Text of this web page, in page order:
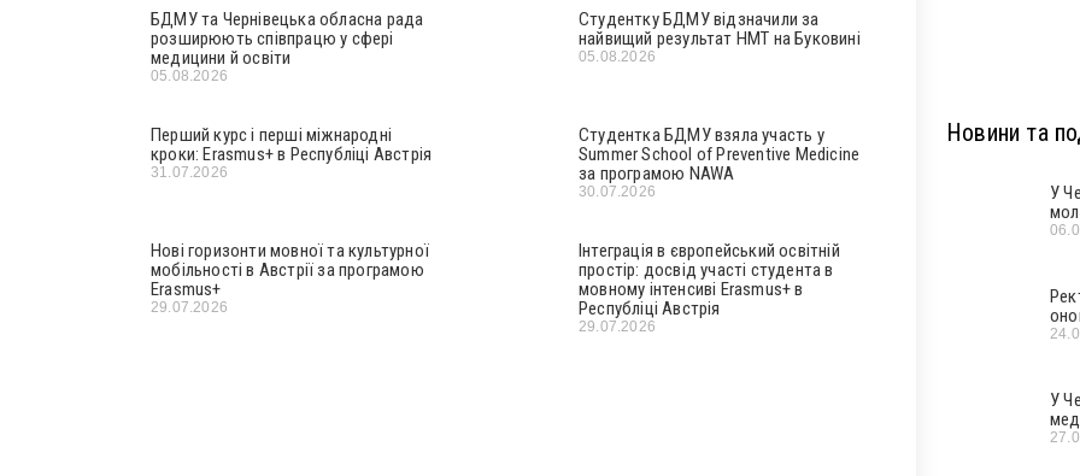
БДМУ та Чернівецька обласна рада
розширюють співпрацю у сфері
медицини й освіти
05.08.2026
Студентку БДМУ відзначили за
найвищий результат НМТ на Буковині
05.08.2026
Перший курс і перші міжнародні
кроки: Erasmus+ в Республіці Австрія
31.07.2026
Студентка БДМУ взяла участь у
Summer School of Preventive Medicine
за програмою NAWA
30.07.2026
Нові горизонти мовної та культурної
мобільності в Австрії за програмою
Erasmus+
29.07.2026
Інтеграція в європейський освітній
простір: досвід участі студента в
мовному інтенсиві Erasmus+ в
Республіці Австрія
29.07.2026
Новини та
У
У